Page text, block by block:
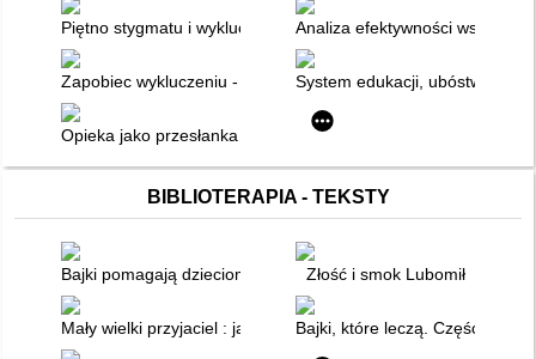
Piętno stygmatu i wykluczenia Analiza efektywności
Zapobiec wykluczeniu - rola terapeutów i rodziców we
System edukacji, ubóstwo,
Opieka jako przesłanka społecznej marginalizacji
BIBLIOTERAPIA - TEKSTY
Bajki pomagają dzieciom : opowieści, które uzdrawiają,
Złość i smok Lubomił
Mały wielki przyjaciel : jak pokochałem zwierzątko, którego nikt
Bajki, które leczą. Część 2